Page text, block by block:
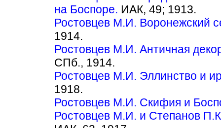
на Боспоре. ИАК, 49; 1913.
Ростовцев М.И. Воронежский
1914.
Ростовцев М.И. Античная
СПб., 1914.
Ростовцев М.И. Эллинство и
1918.
Ростовцев М.И. Скифия и
Ростовцев М.И. и Степанов